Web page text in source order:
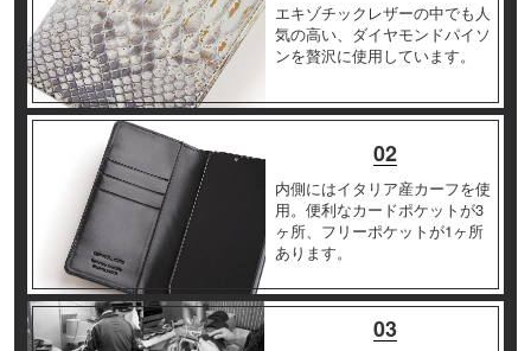
エキゾチックレザーの中でも人
気の高い、ダイヤモンドパイソ
ンを贅沢に使用しています。
02
内側にはイタリア産カーフを使
用。便利なカードポケットが3
ヶ所、フリーポケットが1ヶ所
あります。
03